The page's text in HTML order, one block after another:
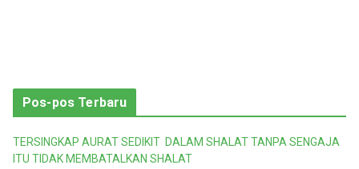
Pos-pos Terbaru
TERSINGKAP AURAT SEDIKIT DALAM SHALAT TANPA SENGAJA
ITU TIDAK MEMBATALKAN SHALAT